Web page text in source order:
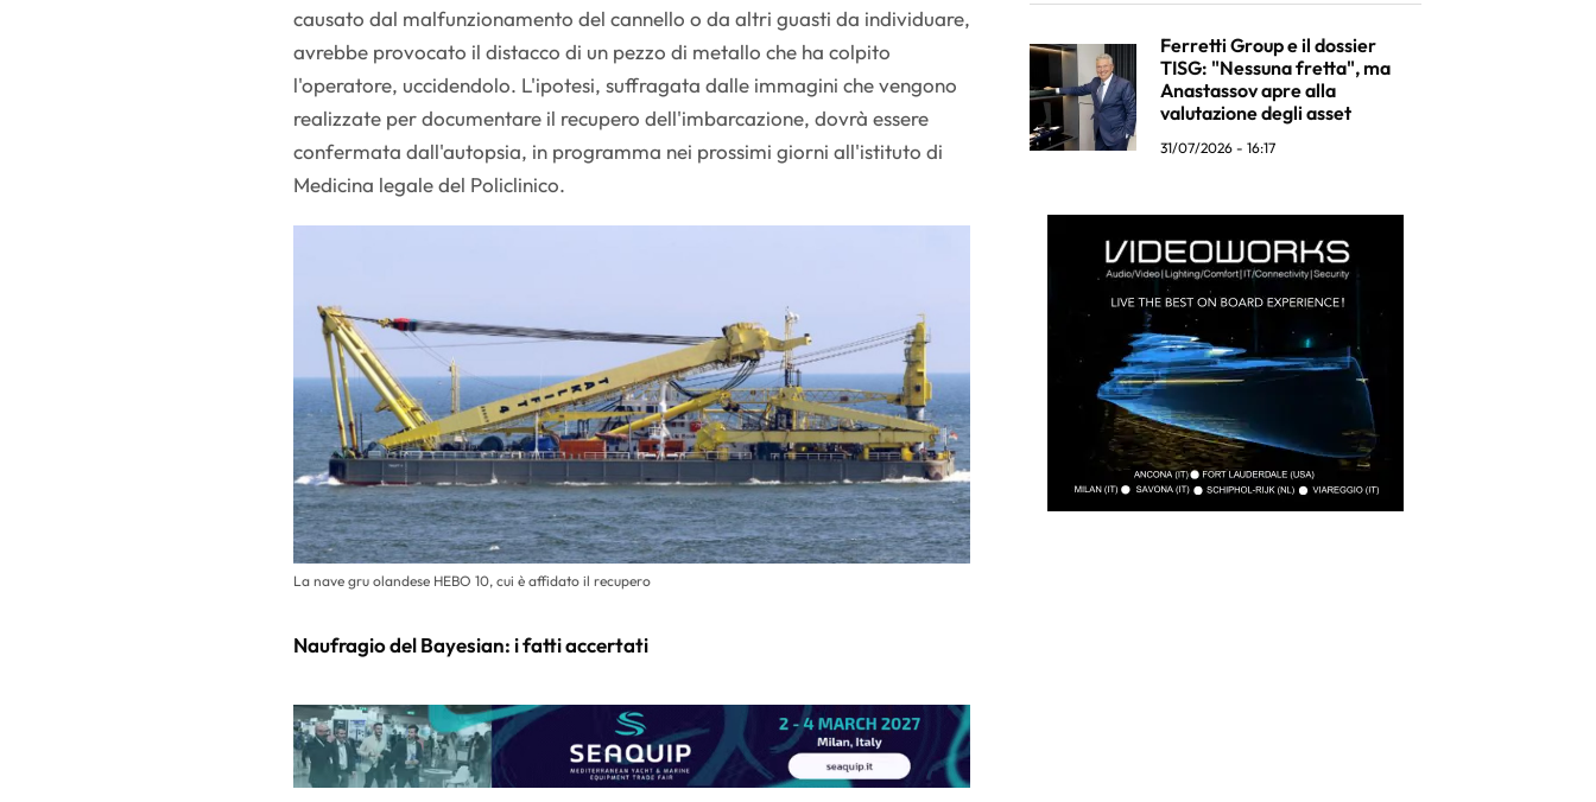
causato dal malfunzionamento del cannello o da altri guasti da individuare,
avrebbe provocato il distacco di un pezzo di metallo che ha colpito
l'operatore, uccidendolo. L'ipotesi, suffragata dalle immagini che vengono
realizzate per documentare il recupero dell'imbarcazione, dovrà essere
confermata dall'autopsia, in programma nei prossimi giorni all'istituto di
Medicina legale del Policlinico.
La nave gru olandese HEBO 10, cui è affidato il recupero
Naufragio del Bayesian: i fatti accertati
Ferretti Group e il dossier
TISG: "Nessuna fretta", ma
Anastassov apre alla
valutazione degli asset
31/07/2026 - 16:17